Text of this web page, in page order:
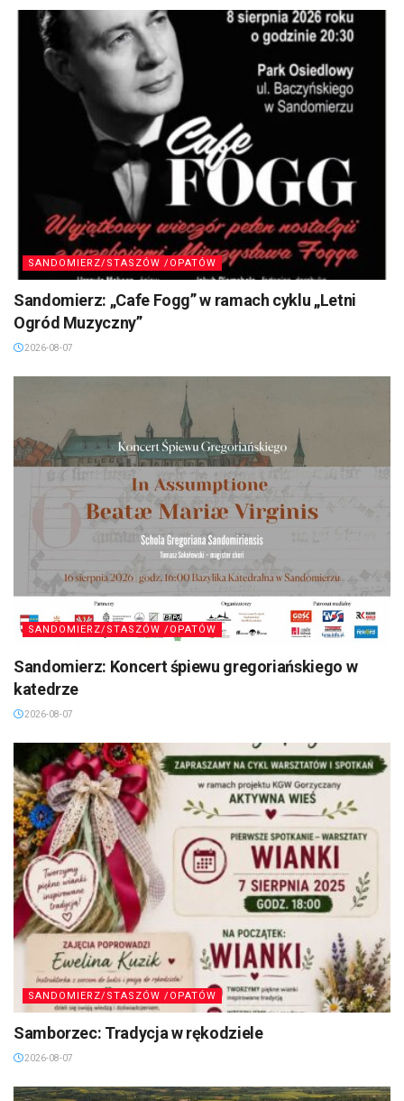
SANDOMIERZ/STASZÓW /OPATÓW
Sandomierz: „Cafe Fogg” w ramach cyklu „Letni
Ogród Muzyczny”
2026-08-07
SANDOMIERZ/STASZÓW /OPATÓW
Sandomierz: Koncert śpiewu gregoriańskiego w
katedrze
2026-08-07
SANDOMIERZ/STASZÓW /OPATÓW
Samborzec: Tradycja w rękodziele
2026-08-07